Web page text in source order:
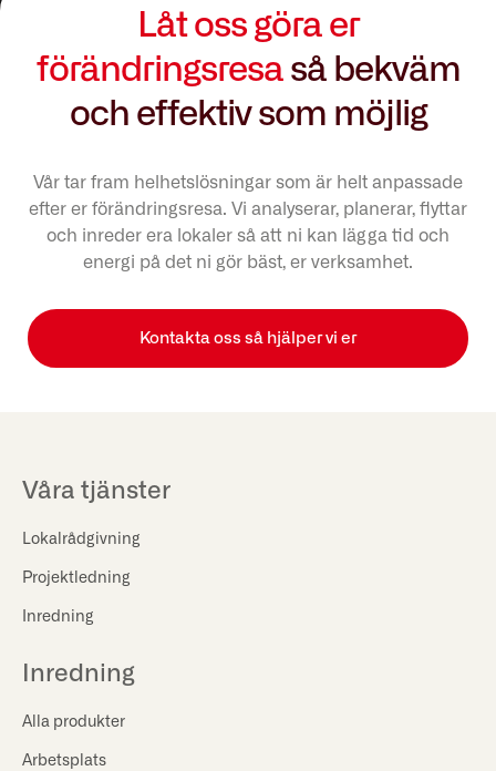
Låt oss göra er
förändringsresa så bekväm
och effektiv som möjlig
Vår tar fram helhetslösningar som är helt anpassade
efter er förändringsresa. Vi analyserar, planerar, flyttar
och inreder era lokaler så att ni kan lägga tid och
energi på det ni gör bäst, er verksamhet.
Kontakta oss så hjälper vi er
Våra tjänster
Lokalrådgivning
Projektledning
Inredning
Inredning
Alla produkter
Arbetsplats